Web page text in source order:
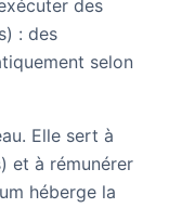
des
: des
selon
Elle sert à
et à rémunérer
héberge la